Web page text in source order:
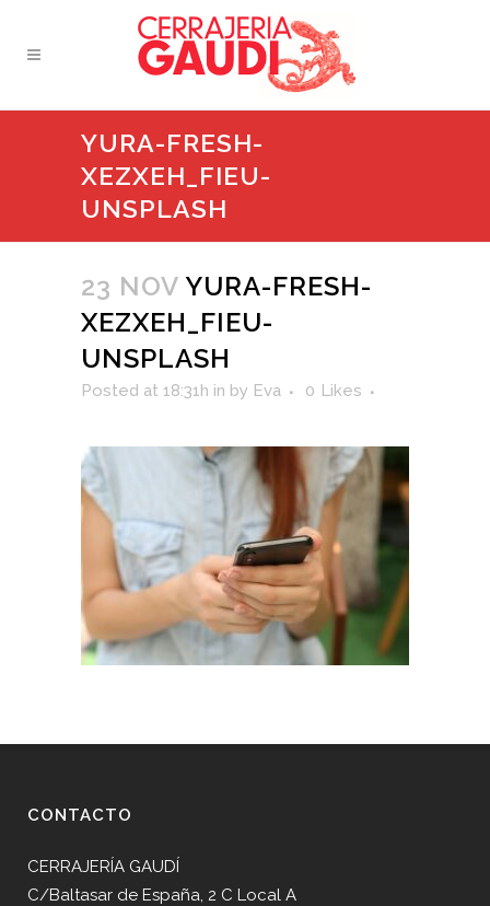
YURA-FRESH-
XEZXEH_FIEU-
UNSPLASH
23 NOV YURA-FRESH-
XEZXEH_FIEU-
UNSPLASH
Posted at 18:31h in by Eva 0 Likes
CONTACTO
CERRAJERÍA GAUDÍ
C/Baltasar de España, 2 C Local A